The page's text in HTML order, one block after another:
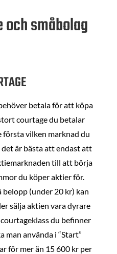
småbolag
betala för att köpa
courtage du betalar
första vilken marknad du
är bästa att endast att
till att börja
du köper aktier för.
(under 20 kr) kan
sälja aktien vara dyrare
du befinner
man använda i “Start”
för mer än 15 600 kr per